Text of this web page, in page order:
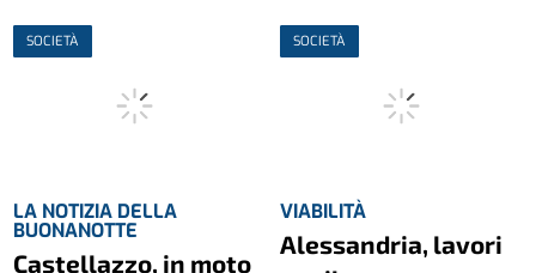
SOCIETÀ
LA NOTIZIA DELLA
BUONANOTTE
Castellazzo, in moto
SOCIETÀ
VIABILITÀ
Alessandria, lavori